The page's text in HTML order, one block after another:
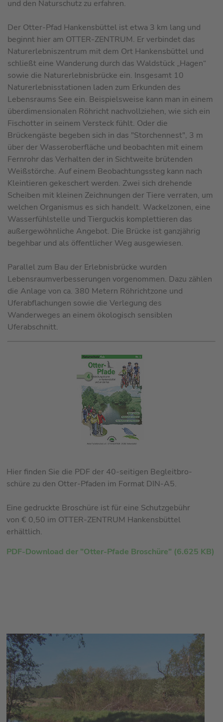
und den Naturschutz zu erfahren.
Der Otter-Pfad Hankensbüttel ist etwa 3 km lang und
beginnt hier am OTTER-ZEN­TRUM. Er verbindet das
Naturerlebniszentrum mit dem Ort Hankensbüttel und
schließt eine Wanderung durch das Waldstück „Hagen“
sowie die Naturerlebnisbrücke ein. Insgesamt 10
Naturerlebnisstationen laden zum Erkunden des
Lebensraums See ein. Beispielsweise kann man in einem
überdimensionalen Röhricht nachvollziehen, wie sich ein
Fischotter in seinem Versteck fühlt. Oder die
Brückengäste begeben sich in das "Storchennest", 3 m
über der Wasseroberfläche und beobachten mit einem
Fernrohr das Verhalten der in Sichtweite brütenden
Weißstörche. Auf einem Be­ob­ach­tungs­steg kann nach
Kleintieren gekeschert werden. Zwei sich drehende
Schei­ben mit kleinen Zeichnungen der Tiere verraten, um
welchen Organismus es sich handelt. Wackelzonen, eine
Wasserfühlstelle und Tierguckis komplettieren das
außergewöhnliche Angebot. Die Brücke ist ganzjährig
begehbar und als öffentlicher Weg ausgewiesen.
Parallel zum Bau der Erlebnisbrücke wurden
Lebensraumverbesserungen vor­ge­nom­men. Dazu zählen
die Anlage von ca. 380 Metern Röhrichtzone und
Uferabflachungen sowie die Verlegung des
Wanderweges an einem ökologisch sensiblen
Uferabschnitt.
Hier finden Sie die PDF der 40-seitigen Begleitbro-
schüre zu den Otter-Pfaden im Format DIN-A5.
Eine gedruckte Broschüre ist für eine Schutzgebühr
von € 0,50 im OTTER-ZENTRUM Hankensbüttel
erhältlich.
PDF-Download der "Otter-Pfade Broschüre" (6.625 KB)